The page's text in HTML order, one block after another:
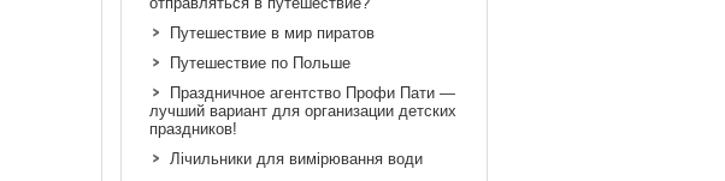
Путешествие в мир пиратов
Путешествие по Польше
Праздничное агентство Профи Пати —
лучший вариант для организации детских
праздников!
Лічильники для вимірювання води